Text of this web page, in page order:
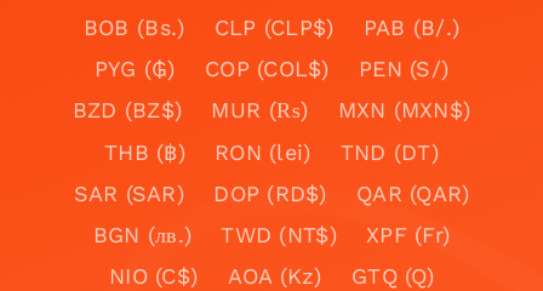
BOB (Bs.)
CLP (CLP$)
PAB (B/.)
PYG (₲)
COP (COL$)
PEN (S/)
BZD (BZ$)
MUR (₨)
MXN (MXN$)
THB (฿)
RON (lei)
TND (DT)
SAR (SAR)
DOP (RD$)
QAR (QAR)
BGN (лв.)
TWD (NT$)
XPF (Fr)
NIO (C$)
AOA (Kz)
GTQ (Q)